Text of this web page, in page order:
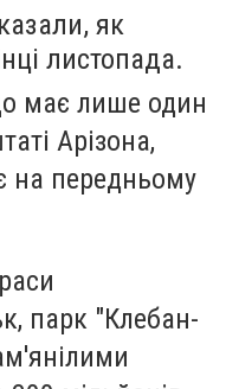
як
листопада.
має лише один
Арізона,
на передньому
парк "Клебан-